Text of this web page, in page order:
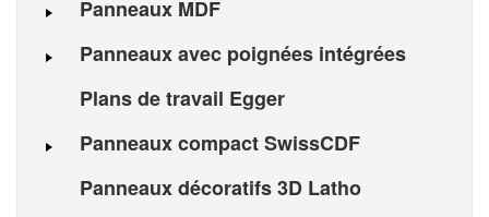
Panneaux MDF
Panneaux avec poignées intégrées
Plans de travail Egger
Panneaux compact SwissCDF
Panneaux décoratifs 3D Latho